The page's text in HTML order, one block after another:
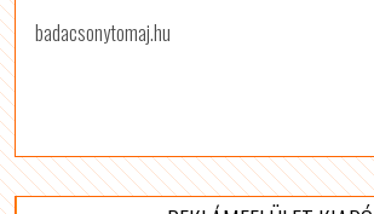
badacsonytomaj.hu